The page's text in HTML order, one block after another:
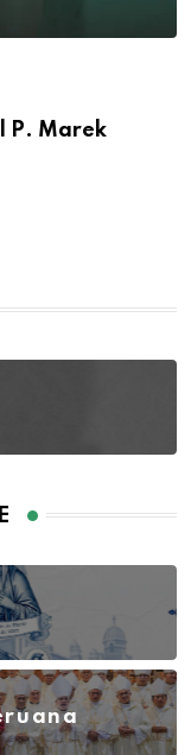
P. Marek